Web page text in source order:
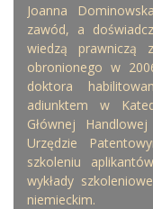
Joanna
zawód, a
wiedzą prawniczą
obronionego w
doktora
adiunktem w
Głównej
Urzędzie
szkoleniu
wykłady
niemieckim.